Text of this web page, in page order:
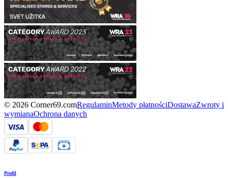
© 2026 Corner69.comRegulaminMetody płatnościDostawaZwroty i
wymianaOchrona danych
Profil